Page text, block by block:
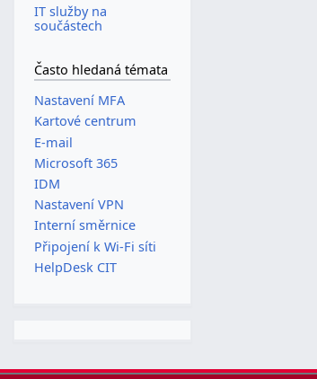
IT služby na
součástech
Často hledaná témata
Nastavení MFA
Kartové centrum
E-mail
Microsoft 365
IDM
Nastavení VPN
Interní směrnice
Připojení k Wi-Fi síti
HelpDesk CIT